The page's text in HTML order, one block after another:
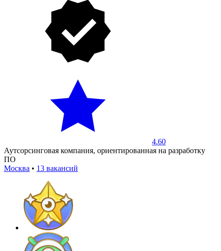
4.60
Аутсорсинговая компания, ориентированная на разработку
ПО
Москва • 13 вакансий